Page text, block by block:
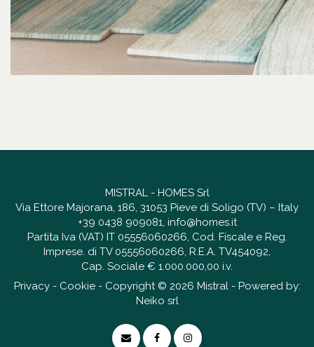
MISTRAL - HOMES Srl
Via Ettore Majorana, 186, 31053 Pieve di Soligo (TV) – Italy
+39 0438 909081, info@homes.it
Partita Iva (VAT) IT 05556060266, Cod. Fiscale e Reg.
Imprese. di TV 05556060266, R.E.A. TV454092,
Cap. Sociale € 1.000.000,00 i.v.
Privacy- Cookie- Copyright © 2026 Mistral - Powered by:
Neiko srl